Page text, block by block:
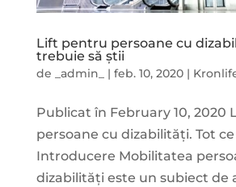
Lift pentru persoane cu
trebuie să știi
de _admin_ | feb. 10, 2020|
Publicat în February 10, 2020
persoane cu dizabilități. Tot
Introducere Mobilitatea
dizabilități este un subiect de